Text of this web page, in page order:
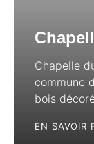
Chapelle
commune
bois
EN SAVOIR